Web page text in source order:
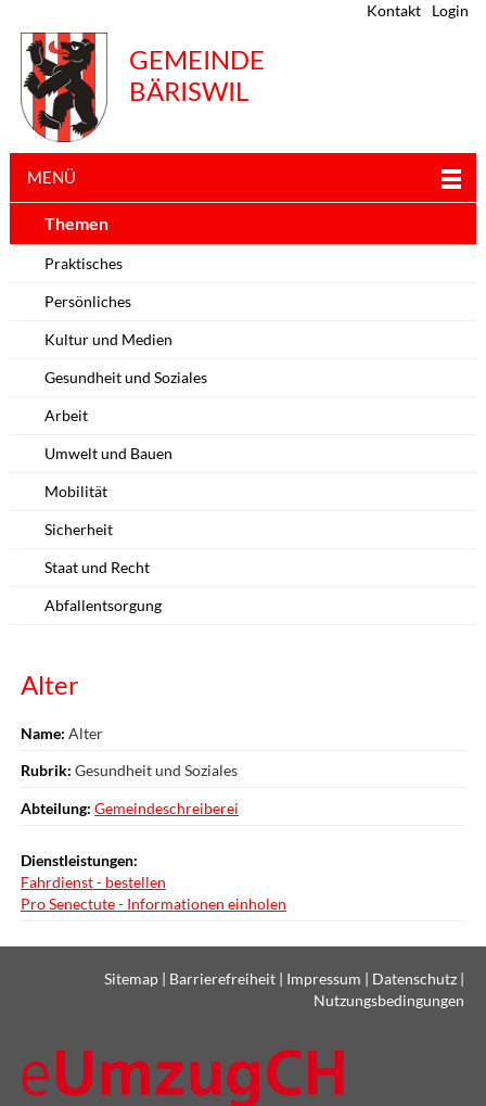
Kontakt Login
GEMEINDE
BÄRISWIL
MENÜ
Themen
Praktisches
Persönliches
Kultur und Medien
Gesundheit und Soziales
Arbeit
Umwelt und Bauen
Mobilität
Sicherheit
Staat und Recht
Abfallentsorgung
Alter
Name: Alter
Rubrik: Gesundheit und Soziales
Abteilung: Gemeindeschreiberei
Dienstleistungen:
Fahrdienst - bestellen
Pro Senectute - Informationen einholen
Sitemap Barrierefreiheit Impressum Datenschutz
Nutzungsbedingungen